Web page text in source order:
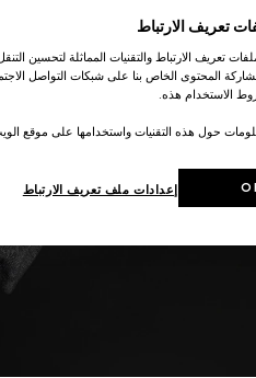
تعريف الارتباط
تعريف الارتباط والتقنيات المماثلة لتحسين
المحتوى الخاص بنا على شبكات التواصل
الاستخدام هذه.
حول هذه التقنيات واستخدامها على موقع
إعدادات ملف تعريف الارتباط